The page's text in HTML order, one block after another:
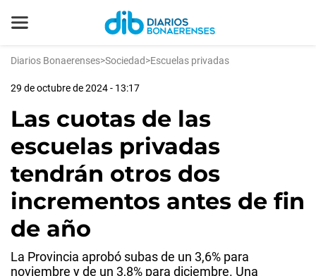
Diarios Bonaerenses>Sociedad>Escuelas privadas
29 de octubre de 2024 - 13:17
Las cuotas de las
escuelas privadas
tendrán otros dos
incrementos antes de fin
de año
La Provincia aprobó subas de un 3,6% para
noviembre y de un 3,8% para diciembre. Una